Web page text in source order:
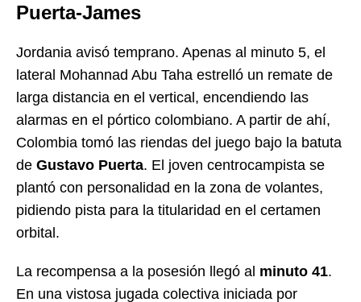
Puerta-James
Jordania avisó temprano. Apenas al minuto 5, el
lateral Mohannad Abu Taha estrelló un remate de
larga distancia en el vertical, encendiendo las
alarmas en el pórtico colombiano. A partir de ahí,
Colombia tomó las riendas del juego bajo la batuta
de Gustavo Puerta. El joven centrocampista se
plantó con personalidad en la zona de volantes,
pidiendo pista para la titularidad en el certamen
orbital.
La recompensa a la posesión llegó al minuto 41.
En una vistosa jugada colectiva iniciada por